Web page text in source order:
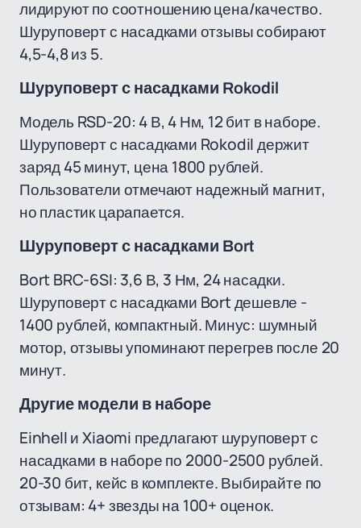
лидируют по соотношению цена/качество.
Шуруповерт с насадками отзывы собирают
4,5-4,8 из 5.
Шуруповерт с насадками Rokodil
Модель RSD-20: 4 В, 4 Нм, 12 бит в наборе.
Шуруповерт с насадками Rokodil держит
заряд 45 минут, цена 1800 рублей.
Пользователи отмечают надежный магнит,
но пластик царапается.
Шуруповерт с насадками Bort
Bort BRC-6SI: 3,6 В, 3 Нм, 24 насадки.
Шуруповерт с насадками Bort дешевле -
1400 рублей, компактный. Минус: шумный
мотор, отзывы упоминают перегрев после 20
минут.
Другие модели в наборе
Einhell и Xiaomi предлагают шуруповерт с
насадками в наборе по 2000-2500 рублей.
20-30 бит, кейс в комплекте. Выбирайте по
отзывам: 4+ звезды на 100+ оценок.